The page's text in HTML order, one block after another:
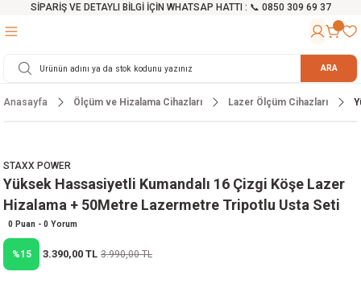
SİPARİŞ VE DETAYLI BİLGİ İÇİN WHATSAP HATTI : 📞 0850 309 69 37
Testereler
Makinesi
Cihazları
Mikser
ve Arabalar
Malzemeleri ARA
Anasayfa Ölçüm ve Hizalama Cihazları Lazer Ölçüm Cihazları
STAXX POWER
Yüksek Hassasiyetli Kumandalı 16 Çizgi Köşe Lazer
Hizalama + 50Metre Lazermetre Tripotlu Usta Seti
0 Puan - 0 Yorum
%15 3.390,00 TL 3.990,00 TL